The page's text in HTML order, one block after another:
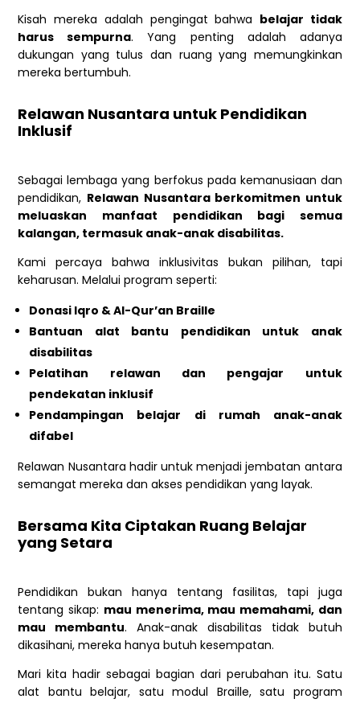
Kisah mereka adalah pengingat bahwa belajar tidak
harus sempurna. Yang penting adalah adanya
dukungan yang tulus dan ruang yang memungkinkan
mereka bertumbuh.
Relawan Nusantara untuk Pendidikan
Inklusif
Sebagai lembaga yang berfokus pada kemanusiaan dan
pendidikan, Relawan Nusantara berkomitmen untuk
meluaskan manfaat pendidikan bagi semua
kalangan, termasuk anak-anak disabilitas.
Kami percaya bahwa inklusivitas bukan pilihan, tapi
keharusan. Melalui program seperti:
Donasi Iqro & Al-Qur’an Braille
Bantuan alat bantu pendidikan untuk anak
disabilitas
Pelatihan relawan dan pengajar untuk
pendekatan inklusif
Pendampingan belajar di rumah anak-anak
difabel
Relawan Nusantara hadir untuk menjadi jembatan antara
semangat mereka dan akses pendidikan yang layak.
Bersama Kita Ciptakan Ruang Belajar
yang Setara
Pendidikan bukan hanya tentang fasilitas, tapi juga
tentang sikap: mau menerima, mau memahami, dan
mau membantu. Anak-anak disabilitas tidak butuh
dikasihani, mereka hanya butuh kesempatan.
Mari kita hadir sebagai bagian dari perubahan itu. Satu
alat bantu belajar, satu modul Braille, satu program